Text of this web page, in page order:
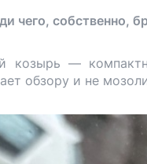
чего, собственно,
козырь —
обзору и не